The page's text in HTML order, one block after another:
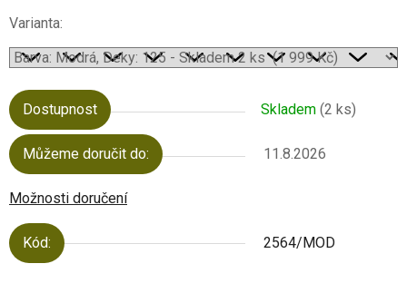
Varianta:
Dostupnost Skladem (2 ks)
Můžeme doručit do: 11.8.2026
Možnosti doručení
Kód: 2564/MOD